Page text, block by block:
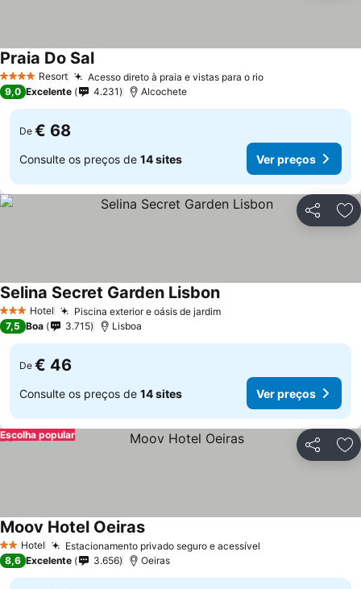
4 EstrelasResort Acesso direto à praia e vistas para o rio
Praia Do Sal
9,0 Excelente 4.231 Alcochete
De € 68
Consulte os preços de 14 sites Ver preços
Partilhar
3 EstrelasHotel Piscina exterior e oásis de jardim
Selina Secret Garden Lisbon
7,5 Boa 3.715 Lisboa
De € 46
Consulte os preços de 14 sites Ver preços
Partilhar
Escolha popular
2 Estrelas
Hotel Estacionamento privado seguro e acessível
Moov Hotel Oeiras
8,6 Excelente 3.656 Oeiras